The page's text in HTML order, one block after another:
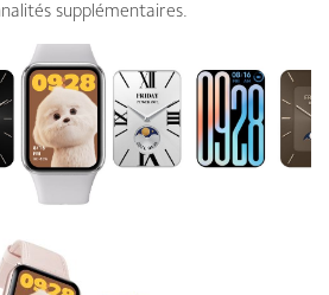
supplémentaires.